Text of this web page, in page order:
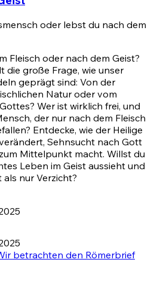
oder lebst du nach dem
Fleisch oder nach dem Geist?
die große Frage, wie unser
geprägt sind: Von der
Natur oder vom
Wer ist wirklich frei, und
der nur nach dem Fleisch
Entdecke, wie der Heilige
Sehnsucht nach Gott
Mittelpunkt macht. Willst du
Leben im Geist aussieht und
als nur Verzicht?
betrachten den Römerbrief